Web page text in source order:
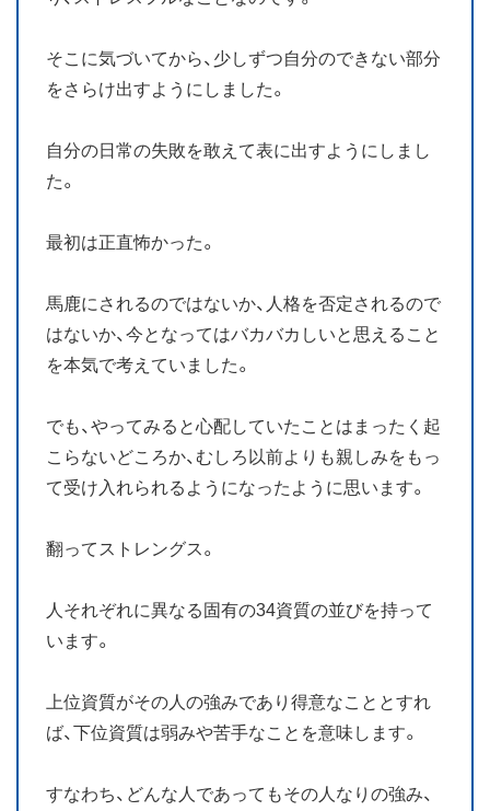
そこに気づいてから、少しずつ自分のできない部分
をさらけ出すようにしました。
自分の日常の失敗を敢えて表に出すようにしまし
た。
最初は正直怖かった。
馬鹿にされるのではないか、人格を否定されるので
はないか、今となってはバカバカしいと思えること
を本気で考えていました。
でも、やってみると心配していたことはまったく起
こらないどころか、むしろ以前よりも親しみをもっ
て受け入れられるようになったように思います。
翻ってストレングス。
人それぞれに異なる固有の34資質の並びを持って
います。
上位資質がその人の強みであり得意なこととすれ
ば、下位資質は弱みや苦手なことを意味します。
すなわち、どんな人であってもその人なりの強み、